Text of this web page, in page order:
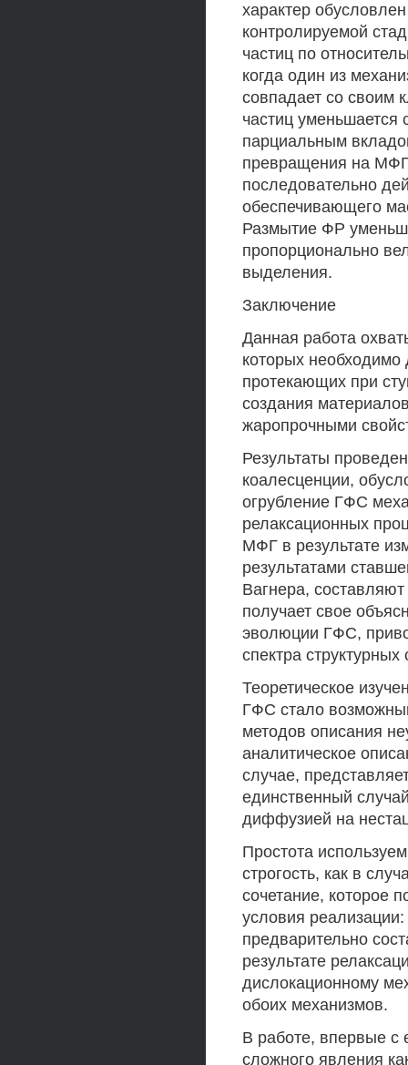
характер
контролируемой
частиц по
когда один из
совпадает со своим
частиц уменьшается
парциальным
превращения на
последовательно
обеспечивающего
Размытие ФР
пропорционально
выделения.
Заключение
Данная работа
которых необходимо
протекающих при
создания
жаропрочными
Результаты
коалесценции,
огрубление ГФС
релаксационных
МФГ в результате
результатами
Вагнера, составляют
получает свое
эволюции ГФС,
спектра структурных
Теоретическое
ГФС стало
методов описания
аналитическое
случае,
единственный
диффузией на
Простота
строгость, как в
сочетание, которое
условия
предварительно
результате
дислокационному
обоих механизмов.
В работе, впервые с
сложного явления